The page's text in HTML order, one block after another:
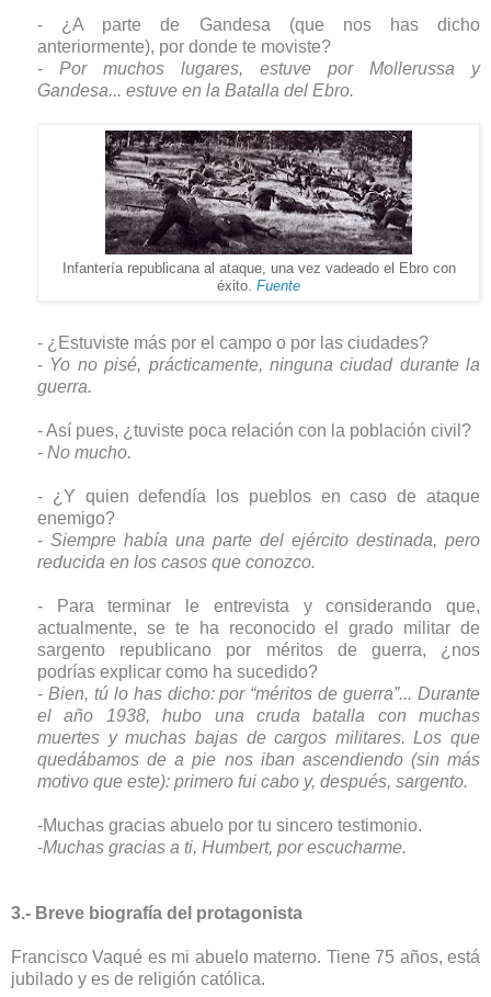
- ¿A parte de Gandesa (que nos has dicho
anteriormente), por donde te moviste?
- Por muchos lugares, estuve por Mollerussa y
Gandesa... estuve en la Batalla del Ebro.
Infantería republicana al ataque, una vez vadeado el Ebro con
éxito. Fuente
- ¿Estuviste más por el campo o por las ciudades?
- Yo no pisé, prácticamente, ninguna ciudad durante la
guerra.
- Así pues, ¿tuviste poca relación con la población civil?
- No mucho.
- ¿Y quien defendía los pueblos en caso de ataque
enemigo?
- Siempre había una parte del ejército destinada, pero
reducida en los casos que conozco.
- Para terminar le entrevista y considerando que,
actualmente, se te ha reconocido el grado militar de
sargento republicano por méritos de guerra, ¿nos
podrías explicar como ha sucedido?
- Bien, tú lo has dicho: por “méritos de guerra”... Durante
el año 1938, hubo una cruda batalla con muchas
muertes y muchas bajas de cargos militares. Los que
quedábamos de a pie nos iban ascendiendo (sin más
motivo que este): primero fui cabo y, después, sargento.
-Muchas gracias abuelo por tu sincero testimonio.
-Muchas gracias a ti, Humbert, por escucharme.
3.- Breve biografía del protagonista
Francisco Vaqué es mi abuelo materno. Tiene 75 años, está
jubilado y es de religión católica.